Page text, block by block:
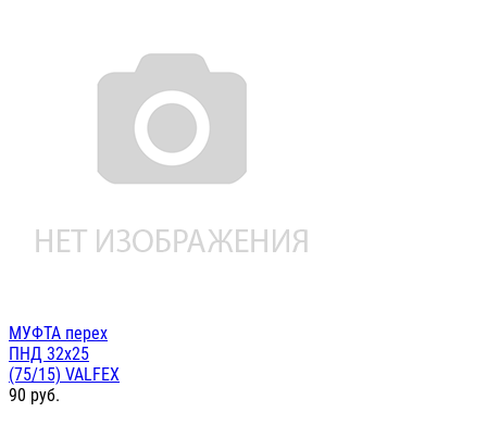
МУФТА перех
ПНД 32х25
(75/15) VALFEX
90 руб.